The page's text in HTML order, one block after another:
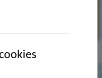
documentaires